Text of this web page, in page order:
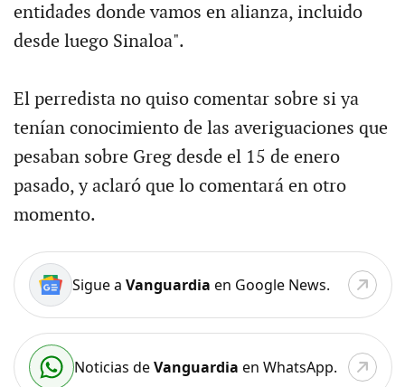
entidades donde vamos en alianza, incluido
desde luego Sinaloa".
El perredista no quiso comentar sobre si ya
tenían conocimiento de las averiguaciones que
pesaban sobre Greg desde el 15 de enero
pasado, y aclaró que lo comentará en otro
momento.
Sigue a Vanguardia en Google News.
Noticias deVanguardia en WhatsApp.